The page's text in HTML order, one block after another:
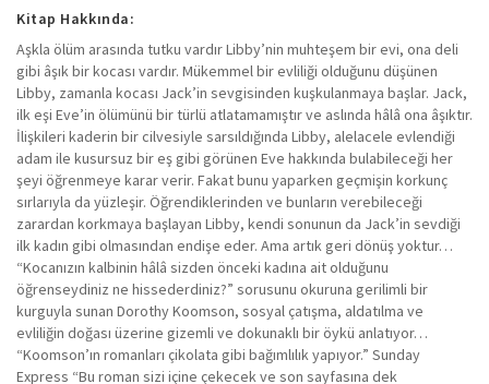
Kitap Hakkında:
Aşkla ölüm arasında tutku vardır Libby’nin muhteşem bir evi, ona deli
gibi âşık bir kocası vardır. Mükemmel bir evliliği olduğunu düşünen
Libby, zamanla kocası Jack’in sevgisinden kuşkulanmaya başlar. Jack,
ilk eşi Eve’in ölümünü bir türlü atlatamamıştır ve aslında hâlâ ona âşıktır.
İlişkileri kaderin bir cilvesiyle sarsıldığında Libby, alelacele evlendiği
adam ile kusursuz bir eş gibi görünen Eve hakkında bulabileceği her
şeyi öğrenmeye karar verir. Fakat bunu yaparken geçmişin korkunç
sırlarıyla da yüzleşir. Öğrendiklerinden ve bunların verebileceği
zarardan korkmaya başlayan Libby, kendi sonunun da Jack’in sevdiği
ilk kadın gibi olmasından endişe eder. Ama artık geri dönüş yoktur…
“Kocanızın kalbinin hâlâ sizden önceki kadına ait olduğunu
öğrenseydiniz ne hissederdiniz?” sorusunu okuruna gerilimli bir
kurguyla sunan Dorothy Koomson, sosyal çatışma, aldatılma ve
evliliğin doğası üzerine gizemli ve dokunaklı bir öykü anlatıyor…
“Koomson’ın romanları çikolata gibi bağımlılık yapıyor.” Sunday
Express “Bu roman sizi içine çekecek ve son sayfasına dek